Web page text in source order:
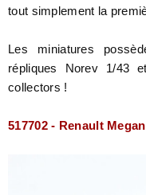
tout simplement la
Les miniatures
répliques Norev 1/43
collectors !
517702 - Renault